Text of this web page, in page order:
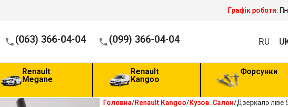
Графік роботи:
(063) 366-04-04 (099) 366-04-04 RU
Renault
Megane
Renault
Kangoo
Форсунки
Головна Renault Kangoo Кузов. Салон Дзеркало ліве